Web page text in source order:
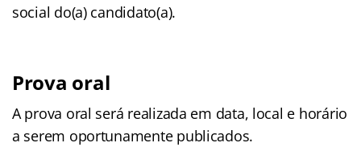
social do(a) candidato(a).
Prova oral
A prova oral será realizada em data, local e horário
a serem oportunamente publicados.